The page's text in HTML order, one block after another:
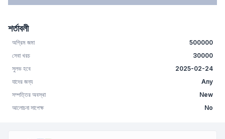
শর্তাবলী
অগ্রিম জমা
500000
সেবা খরচ
30000
সুলভ হবে
2025-02-24
যাদের জন্য
Any
সম্পত্তির অবস্থা
New
আলোচনা সাপেক্ষ
No